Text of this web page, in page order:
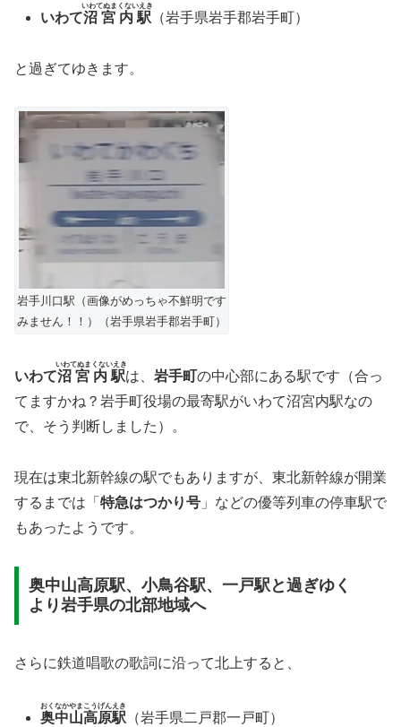
いわて沼宮内駅
いわてぬまくないえき
（岩手県岩手郡岩手町）
と過ぎてゆきます。
岩手川口駅（画像がめっちゃ不鮮明です
みません！！）（岩手県岩手郡岩手町）
いわて沼宮内駅
いわてぬまくないえき
は、 岩手町の中心部にある駅です（合っ
てますかね？岩手町役場の最寄駅がいわて沼宮内駅なの
で、そう判断しました）。
現在は東北新幹線の駅でもありますが、東北新幹線が開業
するまでは「 特急はつかり号 」などの優等列車の停車駅で
もあったようです。
奥中山高原駅、小鳥谷駅、一戸駅と過ぎゆく
より岩手県の北部地域へ
さらに鉄道唱歌の歌詞に沿って北上すると、
奥中山高原駅
おくなかやまこうげんえき
（岩手県二戸郡一戸町）